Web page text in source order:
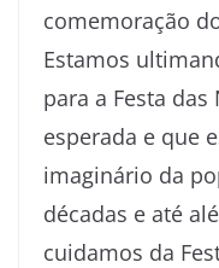
comemoração
Estamos
para a Festa
esperada e que
imaginário da
décadas e até
cuidamos da